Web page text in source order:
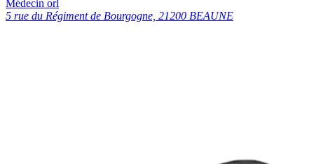
Médecin orl
5 rue du Régiment de Bourgogne, 21200 BEAUNE